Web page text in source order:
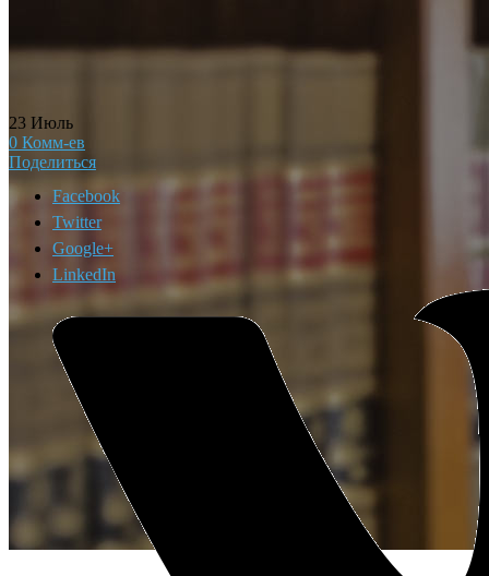
23 Июль
0 Комм-ев
Поделиться
Facebook
Twitter
Google+
LinkedIn